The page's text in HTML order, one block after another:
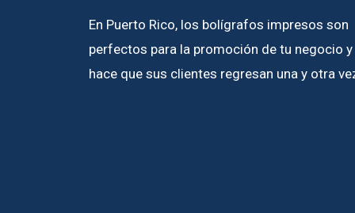
En Puerto Rico, los bolígrafos impresos son
perfectos para la promoción de tu negocio y
hace que sus clientes regresan una y otra